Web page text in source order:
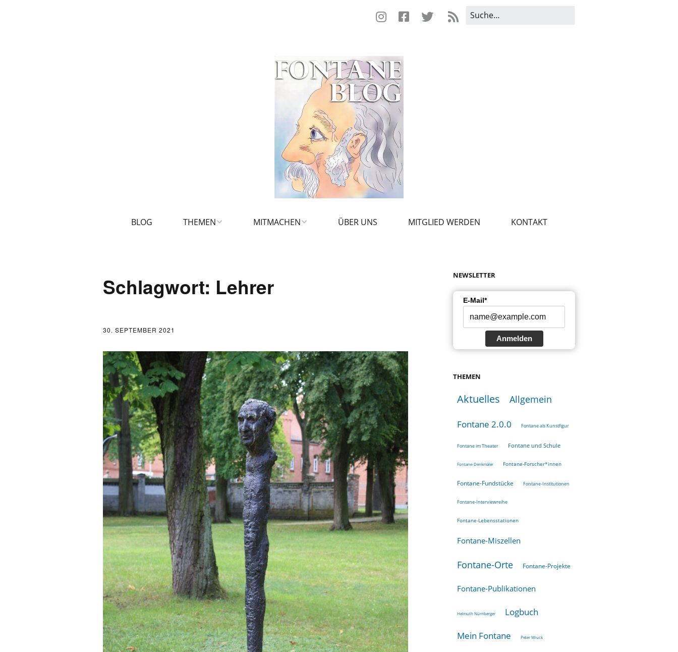
BLOG THEMEN
FONTANE UND SCHULE
FONTANE-
FORSCHER*INNEN
FONTANE-INSTITUTIONEN
FONTANE-
LEBENSSTATIONEN
FONTANE-ORTE
FONTANE-PROJEKTE
MITMACHEN ÜBER UNS MITGLIED WERDEN KONTAKT
Schlagwort: Lehrer
30. SEPTEMBER 2021
NEWSLETTER
E-Mail*
Anmelden
THEMEN
Aktuelles Allgemein
Fontane 2.0.0 Fontane als Kunstfigur
Fontane im Theater Fontane und Schule
Fontane-Denkmäler Fontane-Forscher*innen
Fontane-Fundstücke Fontane-Institutionen
Fontane-Interviewreihe
Fontane-Lebensstationen
Fontane-Miszellen
Fontane-Orte Fontane-Projekte
Fontane-Publikationen
Helmuth Nürnberger Logbuch
Mein Fontane Peter Wruck